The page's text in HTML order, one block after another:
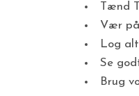
Tænd
Vær
Log
Se
Brug